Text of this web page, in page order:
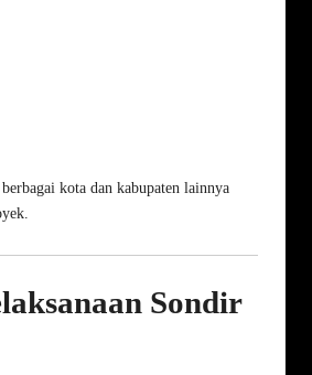
kota dan kabupaten lainnya
Sondir